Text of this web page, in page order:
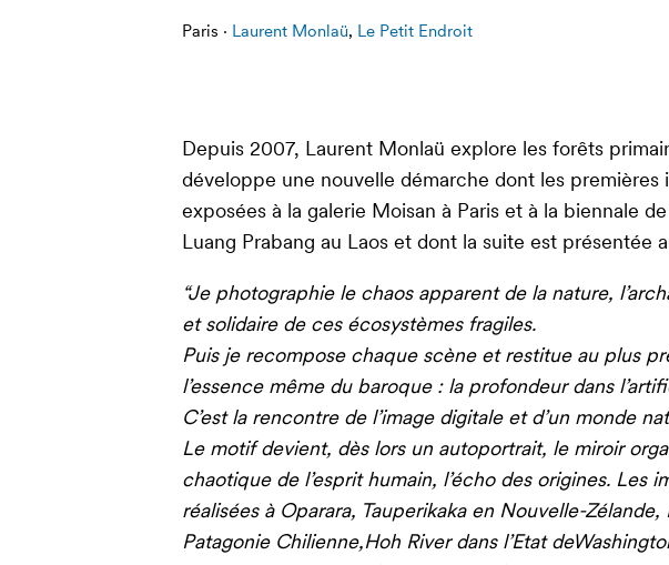
Paris · Laurent Monlaü, Le Petit Endroit
Depuis 2007, Laurent Monlaü explore les forêts
développe une nouvelle démarche dont les premières
exposées à la galerie Moisan à Paris et à la biennale de
Luang Prabang au Laos et dont la suite est présentée
“Je photographie le chaos apparent de la nature,
et solidaire de ces écosystèmes fragiles.
Puis je recompose chaque scène et restitue au plus
l’essence même du baroque : la profondeur dans
C’est la rencontre de l’image digitale et d’un monde
Le motif devient, dès lors un autoportrait, le miroir
chaotique de l’esprit humain, l’écho des origines. Les
réalisées à Oparara, Tauperikaka en Nouvelle-Zélande,
Patagonie Chilienne,Hoh River dans l’Etat